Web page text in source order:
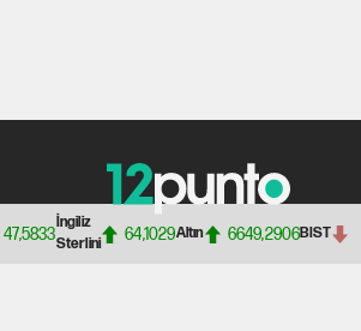
47,5833
İngiliz
Sterlini
64,1029Altın 6649,2906BIST